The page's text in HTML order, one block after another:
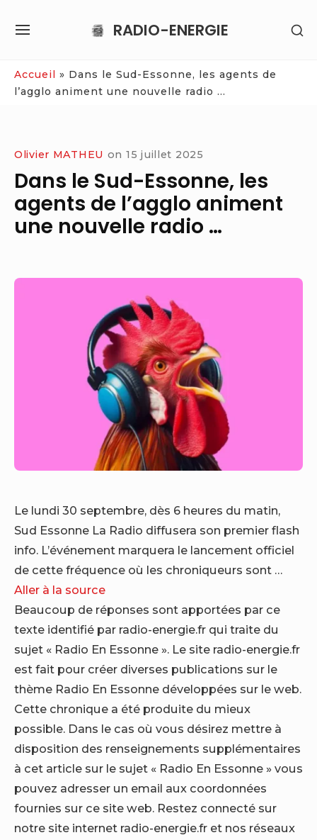
RADIO-ENERGIE
SITE
Accueil » Dans le Sud-Essonne, les agents de
l’agglo animent une nouvelle radio …
Olivier MATHEU on 15 juillet 2025
Dans le Sud-Essonne, les
agents de l’agglo animent
une nouvelle radio …
Le lundi 30 septembre, dès 6 heures du matin,
Sud Essonne La Radio diffusera son premier flash
info. L’événement marquera le lancement officiel
de cette fréquence où les chroniqueurs sont …
Aller à la source
Beaucoup de réponses sont apportées par ce
texte identifié par radio-energie.fr qui traite du
sujet « Radio En Essonne ». Le site radio-energie.fr
est fait pour créer diverses publications sur le
thème Radio En Essonne développées sur le web.
Cette chronique a été produite du mieux
possible. Dans le cas où vous désirez mettre à
disposition des renseignements supplémentaires
à cet article sur le sujet « Radio En Essonne » vous
pouvez adresser un email aux coordonnées
fournies sur ce site web. Restez connecté sur
notre site internet radio-energie.fr et nos réseaux